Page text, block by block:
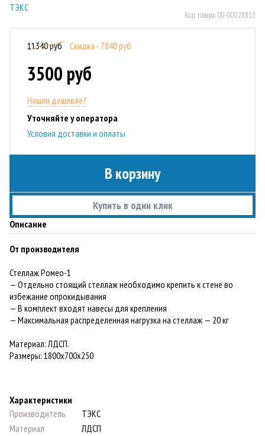
ТЭКС
Код товара:00-00028813
11340 руб Скидка - 7840 руб
3500 руб
Нашли дешевле?
Уточняйте у оператора
Условия доставки и оплаты
В корзину
Купить в один клик
Описание
От производителя
Стеллаж Ромео-1
— Отдельно стоящий стеллаж необходимо крепить к стене во
избежание опрокидывания
— В комплект входят навесы для крепления
— Максимальная распределенная нагрузка на стеллаж — 20 кг
Материал: ЛДСП.
Paзмеры: 1800х700х250
Характеристики
Производитель
ТЭКС
Материал
ЛДСП